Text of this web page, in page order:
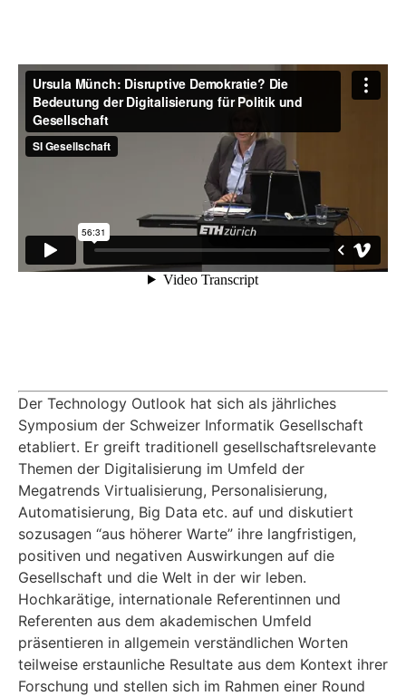
Der Technology Outlook hat sich als jährliches
Symposium der Schweizer Informatik Gesellschaft
etabliert. Er greift traditionell gesellschaftsrelevante
Themen der Digitalisierung im Umfeld der
Megatrends Virtualisierung, Personalisierung,
Automatisierung, Big Data etc. auf und diskutiert
sozusagen “aus höherer Warte” ihre langfristigen,
positiven und negativen Auswirkungen auf die
Gesellschaft und die Welt in der wir leben.
Hochkarätige, internationale Referentinnen und
Referenten aus dem akademischen Umfeld
präsentieren in allgemein verständlichen Worten
teilweise erstaunliche Resultate aus dem Kontext ihrer
Forschung und stellen sich im Rahmen einer Round